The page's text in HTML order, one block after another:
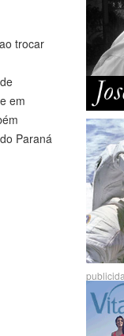
trocar
em
Paraná